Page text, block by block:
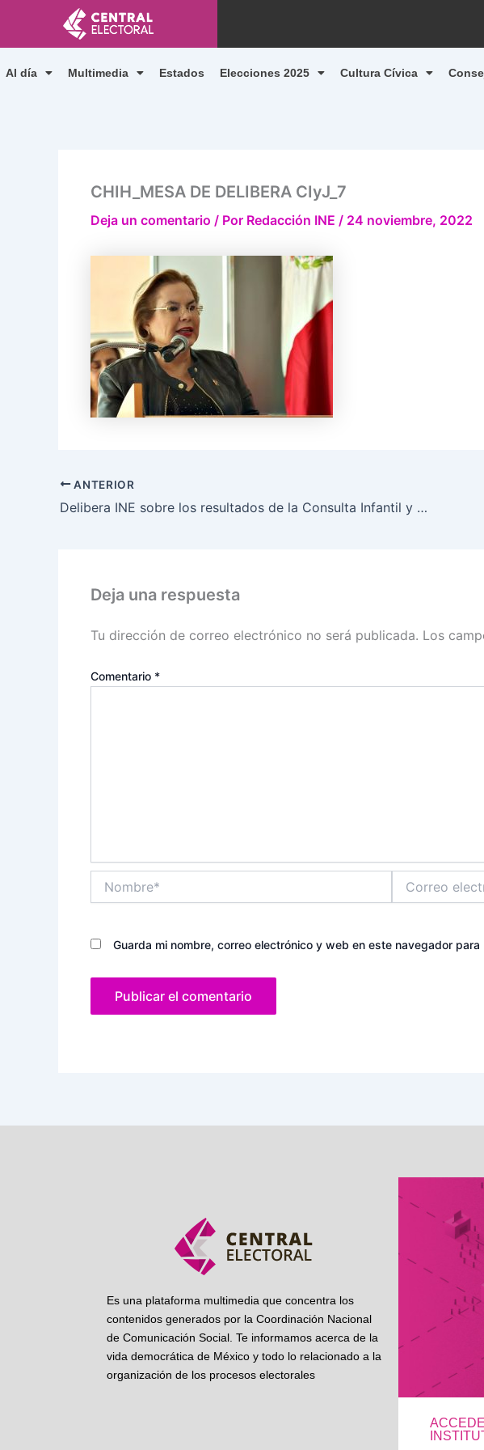
contenido
Al día Multimedia Estados Elecciones 2025 Cultura Cívica
CHIH_MESA DE DELIBERA CIyJ_7
Deja un comentario / Por Redacción INE / 24 noviembre, 2022
ANTERIOR
Delibera INE sobre los resultados de la Consulta Infantil y Juvenil en Chihuahua
Deja una respuesta
Tu dirección de correo electrónico no será publicada. Los
Comentario *
electrónico*
Guarda mi nombre, correo electrónico y web en este navegador
Es una plataforma multimedia que concentra los
contenidos generados por la Coordinación Nacional
de Comunicación Social. Te informamos acerca de la
vida democrática de México y todo lo relacionado a la
organización de los procesos electorales